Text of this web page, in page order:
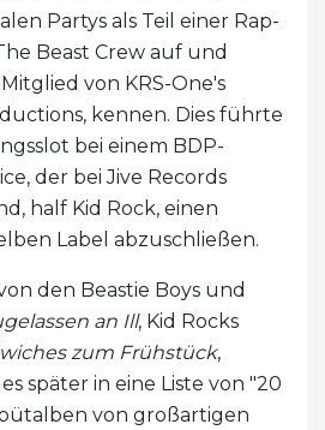
Partys als Teil einer Rap-
Beast Crew auf und
von KRS-One's
kennen. Dies führte
bei einem BDP-
der bei Jive Records
half Kid Rock, einen
Label abzuschließen.
den Beastie Boys und
an Ill, Kid Rocks
zum Frühstück,
später in eine Liste von "20
von großartigen